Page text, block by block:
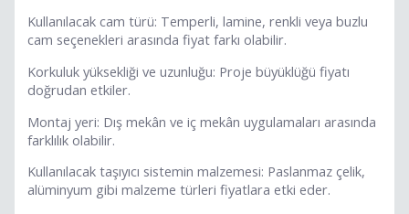
Kullanılacak cam türü: Temperli, lamine, renkli veya buzlu
cam seçenekleri arasında fiyat farkı olabilir.
Korkuluk yüksekliği ve uzunluğu: Proje büyüklüğü fiyatı
doğrudan etkiler.
Montaj yeri: Dış mekân ve iç mekân uygulamaları arasında
farklılık olabilir.
Kullanılacak taşıyıcı sistemin malzemesi: Paslanmaz çelik,
alüminyum gibi malzeme türleri fiyatlara etki eder.